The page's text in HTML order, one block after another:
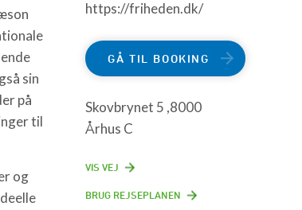
sin
på
til
og
https://friheden.dk/
GÅ TIL BOOKING
Skovbrynet 5 ,8000
Århus C
VIS VEJ
BRUG REJSEPLANEN